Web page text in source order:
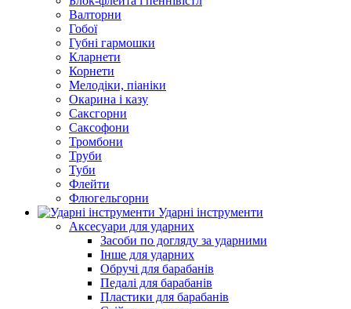
Валторни
Гобої
Губні гармошки
Кларнети
Корнети
Мелодіки, піаніки
Окарина і казу
Саксгорни
Саксофони
Тромбони
Труби
Туби
Флейти
Флюгельгорни
Ударні інструменти
Аксесуари для ударних
Засоби по догляду за ударними
Інше для ударних
Обручі для барабанів
Педалі для барабанів
Пластики для барабанів